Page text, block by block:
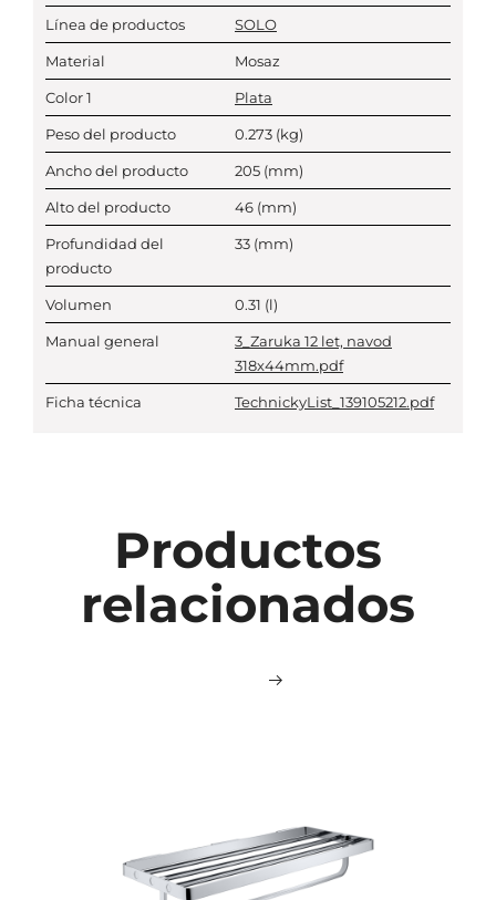
Línea de productos SOLO
Material Mosaz
Color 1 Plata
Peso del producto 0.273 (kg)
Ancho del producto 205 (mm)
Alto del producto 46 (mm)
Profundidad del
producto
33 (mm)
Volumen 0.31 (l)
Manual general
3_Zaruka 12 let, navod
318x44mm.pdf
Ficha técnica TechnickyList_139105212.pdf
Productos
relacionados